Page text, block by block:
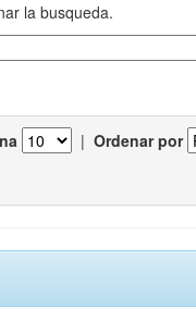
la busqueda.
| Ordenar por